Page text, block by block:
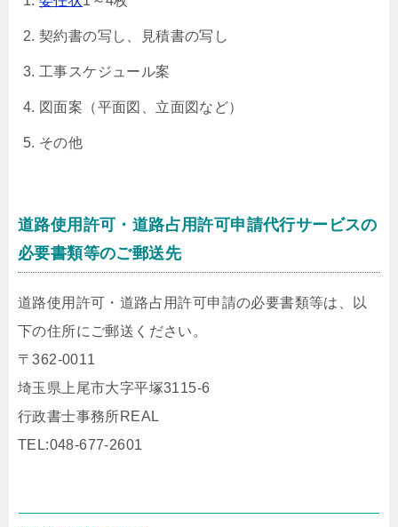
契約書の写し、見積書の写し
工事スケジュール案
図面案（平面図、立面図など）
その他
道路使用許可・道路占用許可申請代行サービスの
必要書類等のご郵送先
道路使用許可・道路占用許可申請の必要書類等は、以
下の住所にご郵送ください。
〒362-0011
埼玉県上尾市大字平塚3115-6
行政書士事務所REAL
TEL:048-677-2601